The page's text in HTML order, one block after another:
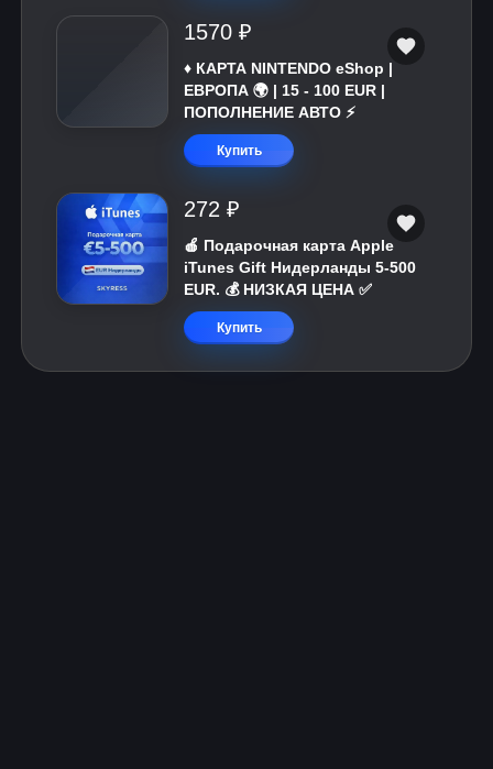
1570 ₽
♦️ КАРТА NINTENDO eShop |
ЕВРОПА 🌍 | 15 - 100 EUR |
ПОПОЛНЕНИЕ АВТО ⚡
Купить
272 ₽
🍎 Подарочная карта Apple
iTunes Gift Нидерланды 5-500
EUR. 💰 НИЗКАЯ ЦЕНА ✅
Купить